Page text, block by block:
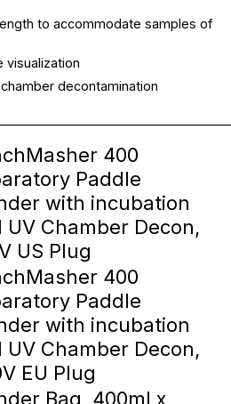
to accommodate samples of
visualization
decontamination
400
Paddle
with incubation
UV Chamber Decon,
US Plug
400
Paddle
with incubation
UV Chamber Decon,
EU Plug
Bag, 400ml x